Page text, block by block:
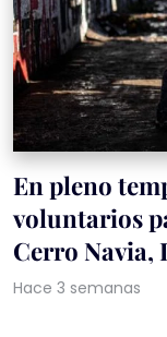
En pleno
voluntarios
Cerro Navia,
Hace 3 semanas